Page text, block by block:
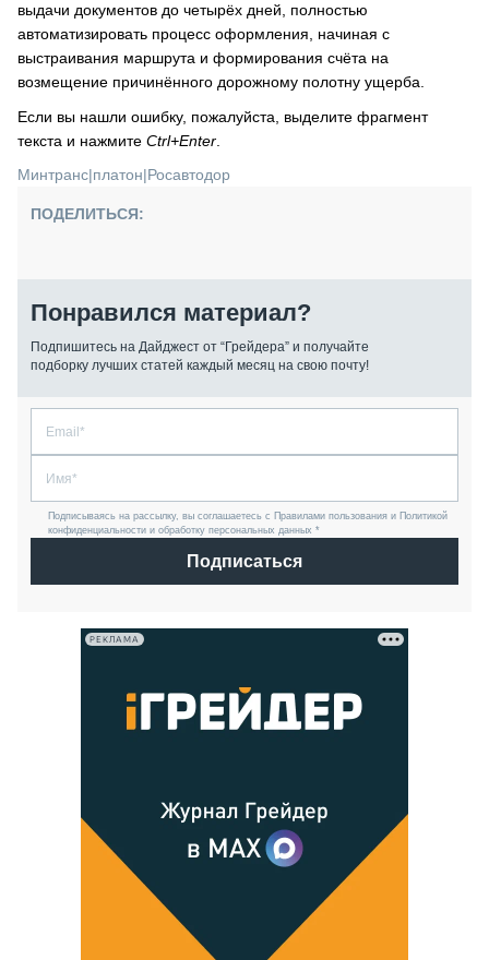
выдачи документов до четырёх дней, полностью
автоматизировать процесс оформления, начиная с
выстраивания маршрута и формирования счёта на
возмещение причинённого дорожному полотну ущерба.
Если вы нашли ошибку, пожалуйста, выделите фрагмент
текста и нажмите Ctrl+Enter
Минтранс|платон|Росавтодор
ПОДЕЛИТЬСЯ:
Понравился материал?
Подпишитесь на Дайджест от “Грейдера” и получайте
подборку лучших статей каждый месяц на свою почту!
Подписываясь на рассылку, вы соглашаетесь с Правилами пользования и Политикой
конфиденциальности и обработку персональных данных *
Подписаться
РЕКЛАМА